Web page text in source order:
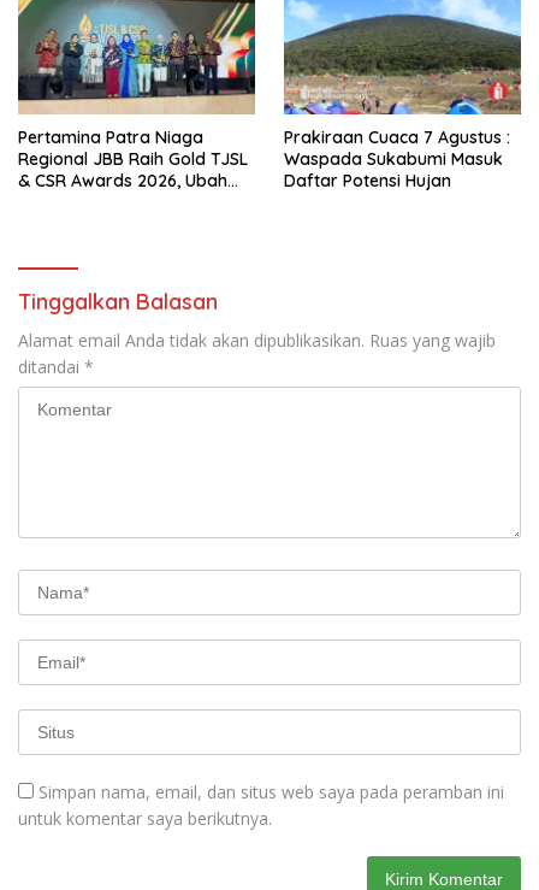
Pertamina Patra Niaga
Regional JBB Raih Gold TJSL
& CSR Awards 2026, Ubah
Prakiraan Cuaca 7 Agustus :
Waspada Sukabumi Masuk
Daftar Potensi Hujan
Tinggalkan Balasan
Alamat email Anda tidak akan dipublikasikan. Ruas yang wajib
ditandai *
Simpan nama, email, dan situs web saya pada peramban ini
untuk komentar saya berikutnya.